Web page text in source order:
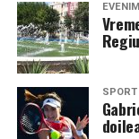
SPORT